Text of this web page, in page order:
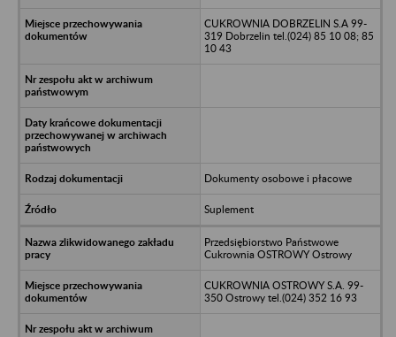
CUKROWNIA DOBRZELIN S.A 99-
319 Dobrzelin tel.(024) 85 10 08; 85
10 43
Dokumenty osobowe i płacowe
Suplement
Przedsiębiorstwo Państwowe
Cukrownia OSTROWY Ostrowy
CUKROWNIA OSTROWY S.A. 99-
350 Ostrowy tel.(024) 352 16 93